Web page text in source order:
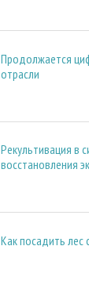
Продолжается
отрасли
Рекультивация в
восстановления
Как посадить лес